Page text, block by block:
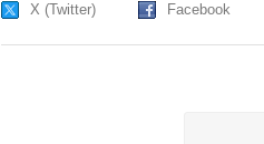
X (Twitter) Facebook